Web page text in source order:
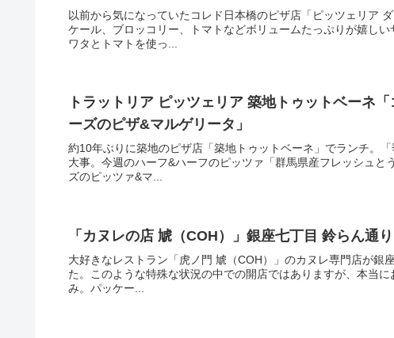
以前から気になっていたコレド日本橋のピザ店「ピッツェリア
ケール、ブロッコリー、トマトなどボリュームたっぷりが嬉し
ワタとトマトを使っ...
トラットリア ピッツェリア 築地トゥットベーネ
ーズのピザ&マルゲリータ」
約10年ぶりに築地のピザ店「築地トゥットベーネ」でランチ。
大事。今週のハーフ&ハーフのピッツァ「群馬県産フレッシュ
ズのピッツァ&マ...
「カヌレの店 虓（COH）」銀座七丁目 鈴らん通り
大好きなレストラン「虎ノ門 虓（COH）」のカヌレ専門店が銀
た。このような特殊な状況の中での開店ではありますが、本当
み。パッケー...